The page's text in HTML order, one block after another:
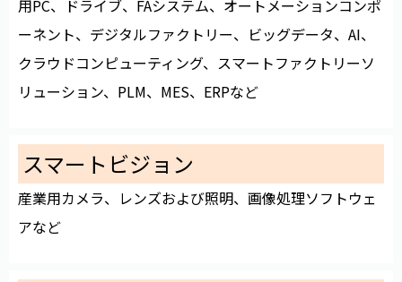
用PC、ドライブ、FAシステム、オートメーションコンポ
ーネント、デジタルファクトリー、ビッグデータ、AI、
クラウドコンピューティング、スマートファクトリーソ
リューション、PLM、MES、ERPなど
スマートビジョン
産業用カメラ、レンズおよび照明、画像処理ソフトウェ
アなど